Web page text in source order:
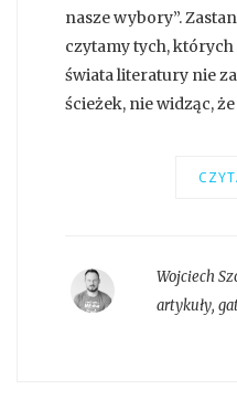
nasze wybory”.
czytamy tych,
świata literatury nie
ścieżek, nie widząc,
Wojciech
artykuły,